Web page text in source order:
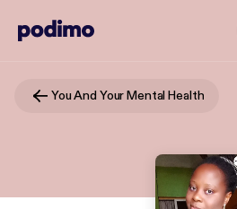
You And Your Mental Health